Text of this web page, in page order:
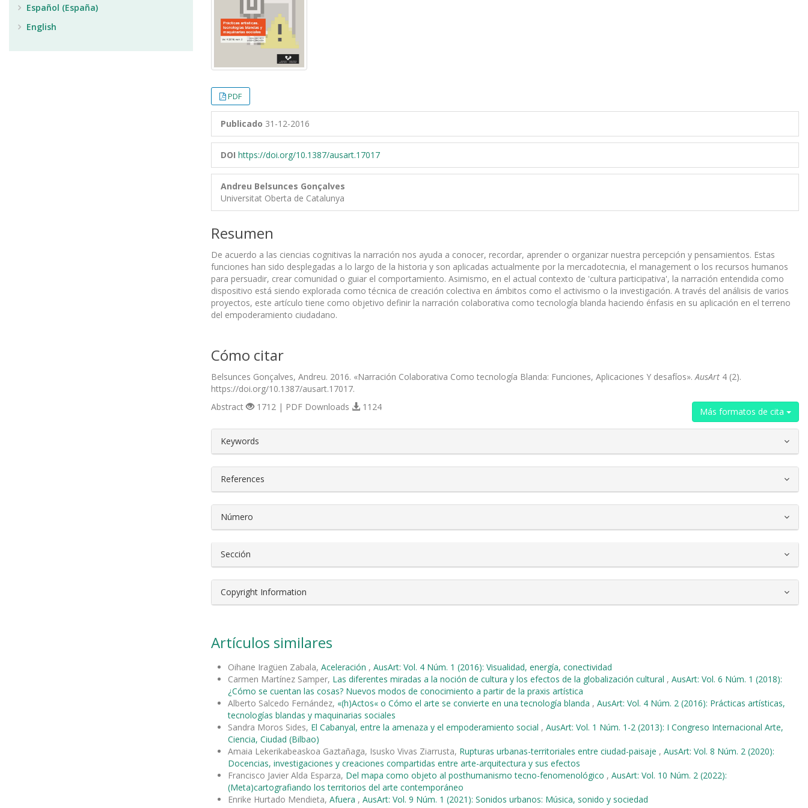
PDF
Publicado 31-12-2016
DOI https://doi.org/10.1387/ausart.17017
Andreu Belsunces Gonçalves
Universitat Oberta de Catalunya
Resumen
De acuerdo a las ciencias cognitivas la narración nos ayuda a conocer, recordar, aprender o organizar nuestra percepción y pensamientos. Estas
funciones han sido desplegadas a lo largo de la historia y son aplicadas actualmente por la mercadotecnia, el management o los recursos humanos
para persuadir, crear comunidad o guiar el comportamiento. Asimismo, en el actual contexto de 'cultura participativa', la narración entendida como
dispositivo está siendo explorada como técnica de creación colectiva en ámbitos como el activismo o la investigación. A través del análisis de varios
proyectos, este artículo tiene como objetivo definir la narración colaborativa como tecnología blanda haciendo énfasis en su aplicación en el terreno
del empoderamiento ciudadano.
Cómo citar
Belsunces Gonçalves, Andreu. 2016. «Narración Colaborativa Como tecnología Blanda: Funciones, Aplicaciones Y desafíos». AusArt 4 (2).
https://doi.org/10.1387/ausart.17017.
Más formatos de cita
Abstract 1712 | PDF Downloads 1124
##plugins.themes.bootstrap3.article.details##
Keywords
References
Número
Sección
Copyright Information
Artículos similares
Oihane Iragüen Zabala, Aceleración , AusArt: Vol. 4 Núm. 1 (2016): Visualidad, energía, conectividad
Carmen Martínez Samper, Las diferentes miradas a la noción de cultura y los efectos de la globalización cultural , AusArt: Vol. 6 Núm. 1 (2018):
¿Cómo se cuentan las cosas? Nuevos modos de conocimiento a partir de la praxis artística
Alberto Salcedo Fernández, «(h)Actos« o Cómo el arte se convierte en una tecnología blanda , AusArt: Vol. 4 Núm. 2 (2016): Prácticas artísticas,
tecnologías blandas y maquinarias sociales
Sandra Moros Sides, El Cabanyal, entre la amenaza y el empoderamiento social , AusArt: Vol. 1 Núm. 1-2 (2013): I Congreso Internacional Arte,
Ciencia, Ciudad (Bilbao)
Amaia Lekerikabeaskoa Gaztañaga, Isusko Vivas Ziarrusta, Rupturas urbanas-territoriales entre ciudad-paisaje , AusArt: Vol. 8 Núm. 2 (2020):
Docencias, investigaciones y creaciones compartidas entre arte-arquitectura y sus efectos
Francisco Javier Alda Esparza, Del mapa como objeto al posthumanismo tecno-fenomenológico , AusArt: Vol. 10 Núm. 2 (2022):
(Meta)cartografiando los territorios del arte contemporáneo
Enrike Hurtado Mendieta, Afuera , AusArt: Vol. 9 Núm. 1 (2021): Sonidos urbanos: Música, sonido y sociedad
Español (España)
English